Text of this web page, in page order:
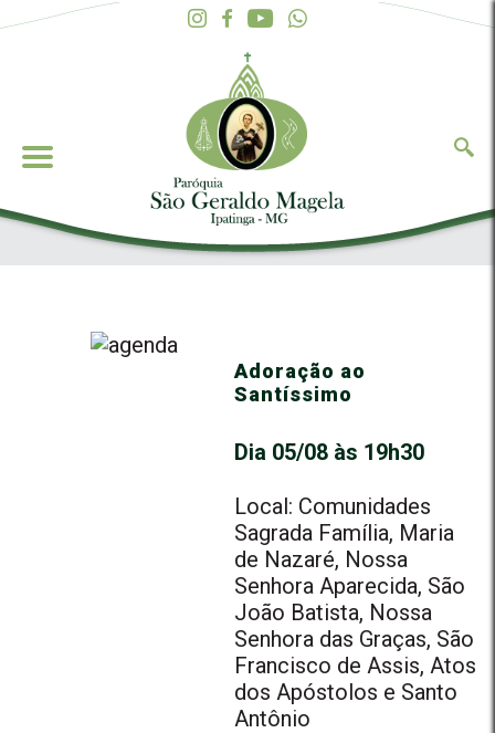
Adoração ao
Santíssimo
Dia 05/08 às 19h30
Local: Comunidades
Sagrada Família, Maria
de Nazaré, Nossa
Senhora Aparecida, São
João Batista, Nossa
Senhora das Graças, São
Francisco de Assis, Atos
dos Apóstolos e Santo
Antônio